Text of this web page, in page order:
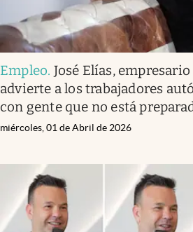
Empleo. José Elías,
advierte a los trabajadores
con gente que no está
miércoles, 01 de Abril de 2026